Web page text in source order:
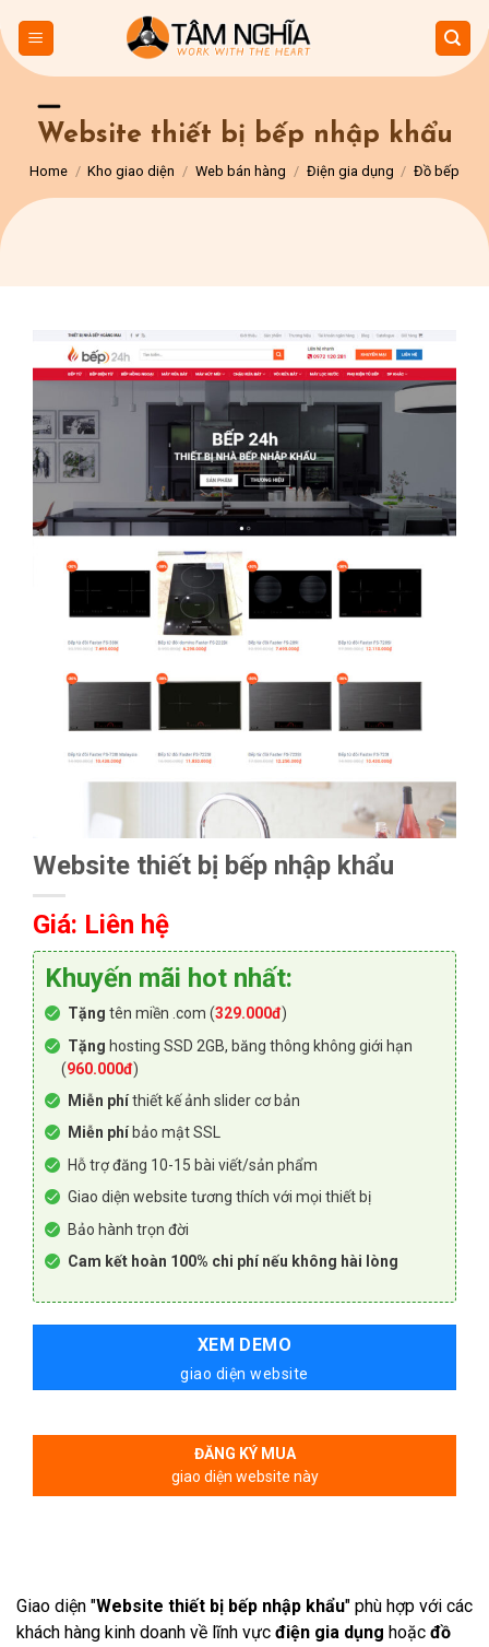
to
content
Website thiết bị bếp nhập khẩu
Home / Kho giao diện / Web bán hàng / Điện gia dụng / Đồ bếp
Website thiết bị bếp nhập khẩu
Giá: Liên hệ
Khuyến mãi hot nhất:
Tặng tên miền .com (329.000đ)
Tặng hosting SSD 2GB, băng thông không giới hạn
(960.000đ)
Miễn phíthiết kế ảnh slider cơ bản
Miễn phíbảo mật SSL
Hỗ trợ đăng 10-15 bài viết/sản phẩm
Giao diện website tương thích với mọi thiết bị
Bảo hành trọn đời
Cam kết hoàn 100% chi phí nếu không hài lòng
XEM DEMO
giao diện website
ĐĂNG KÝ MUA
giao diện website này
Giao diện "Website thiết bị bếp nhập khẩu" phù hợp với các
khách hàng kinh doanh về lĩnh vực điện gia dụng hoặc đồ